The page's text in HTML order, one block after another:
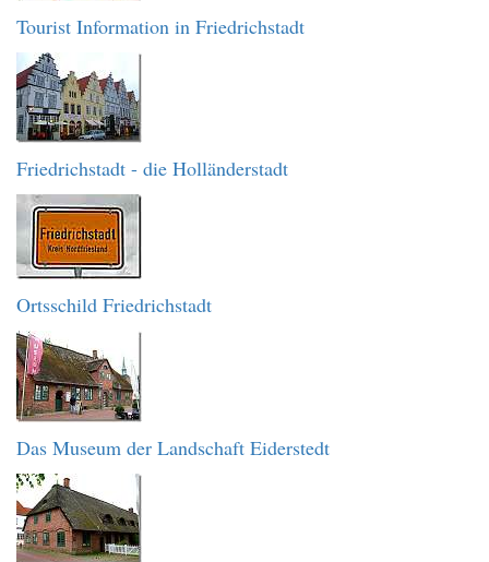
Tourist Information in Friedrichstadt
Friedrichstadt - die Holländerstadt
Ortsschild Friedrichstadt
Das Museum der Landschaft Eiderstedt